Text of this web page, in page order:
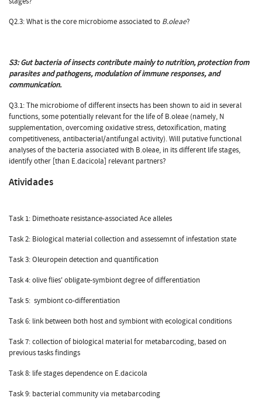
Q2.3: What is the core microbiome associated to B.oleae?
S3:Gut bacteria of insects contribute mainly to nutrition, protection from
parasites and pathogens, modulation of immune responses, and
communication.
Q3.1: The microbiome of different insects has been shown to aid in several
functions, some potentially relevant for the life of B.oleae (namely, N
supplementation, overcoming oxidative stress, detoxification, mating
competitiveness, antibacterial/antifungal activity). Will putative functional
analyses of the bacteria associated with B.oleae, in its different life stages,
identify other [than E.dacicola] relevant partners?
Atividades
Task 1: Dimethoate resistance-associated Ace alleles
Task 2: Biological material collection and assessemnt of infestation state
Task 3: Oleuropein detection and quantification
Task 4: olive flies' obligate-symbiont degree of differentiation
Task 5: symbiont co-differentiation
Task 6: link between both host and symbiont with ecological conditions
Task 7: collection of biological material for metabarcoding, based on
previous tasks findings
Task 8: life stages dependence on E.dacicola
Task 9: bacterial community via metabarcoding